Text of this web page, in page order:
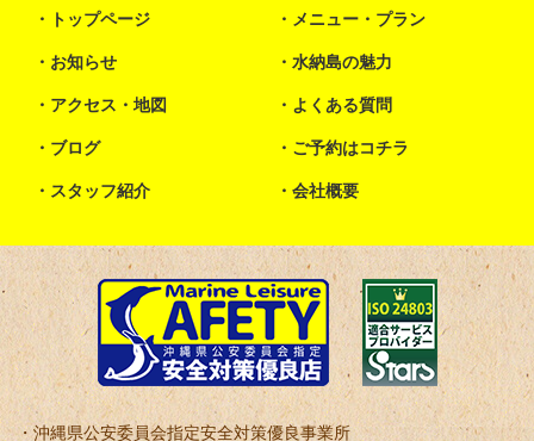
トップページ メニュー・プラン
お知らせ 水納島の魅力
アクセス・地図 よくある質問
ブログ ご予約はコチラ
スタッフ紹介 会社概要
沖縄県公安委員会指定安全対策優良事業所